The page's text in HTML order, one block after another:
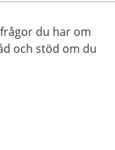
du har om
och stöd om du